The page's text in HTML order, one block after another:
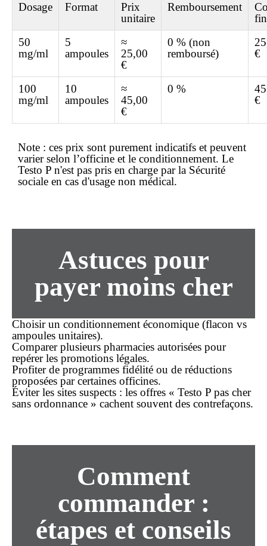
Dosage
Format
Prix
unitaire
Remboursement
50
mg/ml
5
ampoules
≈
25,00
€
0 % (non
remboursé)
€
100
mg/ml
10
ampoules
≈
45,00
€
0 %
€
Note : ces prix sont purement indicatifs et peuvent
varier selon l’officine et le conditionnement. Le
Testo P n'est pas pris en charge par la Sécurité
sociale en cas d'usage non médical.
Astuces pour
payer moins cher
Choisir un conditionnement économique (flacon vs
ampoules unitaires).
Comparer plusieurs pharmacies autorisées pour
repérer les promotions légales.
Profiter de programmes fidélité ou de réductions
proposées par certaines officines.
Éviter les sites suspects : les offres « Testo P pas cher
sans ordonnance » cachent souvent des contrefaçons.
Comment
commander :
étapes et conseils